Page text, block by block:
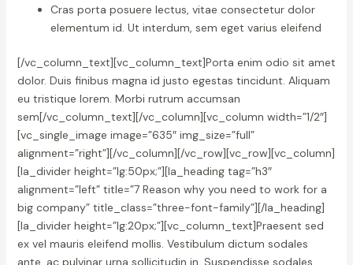
Cras porta posuere lectus, vitae consectetur dolor
elementum id. Ut interdum, sem eget varius eleifend
[/vc_column_text][vc_column_text]Porta enim odio sit amet
dolor. Duis finibus magna id justo egestas tincidunt. Aliquam
eu tristique lorem. Morbi rutrum accumsan
sem[/vc_column_text][/vc_column][vc_column width=”1/2″]
[vc_single_image image=”635″ img_size=”full”
alignment=”right”][/vc_column][/vc_row][vc_row][vc_column]
[la_divider height=”lg:50px;”][la_heading tag=”h3″
alignment=”left” title=”7 Reason why you need to work for a
big company” title_class=”three-font-family”][/la_heading]
[la_divider height=”lg:20px;”][vc_column_text]Praesent sed
ex vel mauris eleifend mollis. Vestibulum dictum sodales